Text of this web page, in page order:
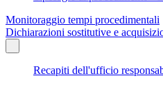
Monitoraggio tempi procedimentali
Dichiarazioni sostitutive e
Recapiti dell'ufficio